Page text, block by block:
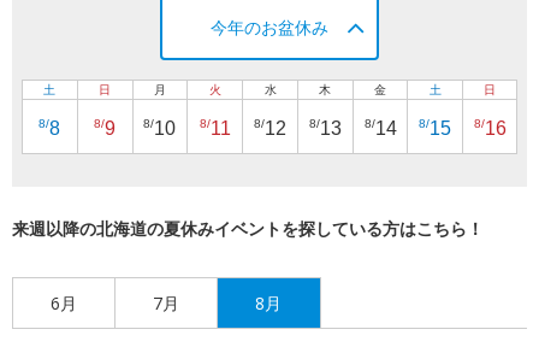
今年のお盆休み
土
8/8
日
8/9
月
8/10
火
8/11
水
8/12
木
8/13
金
8/14
土
8/15
日
8/16
来週以降の北海道の夏休みイベントを探している方はこちら！
6月 7月 8月